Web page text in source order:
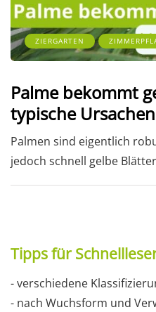
ZIERGARTEN
Palme bekommt
typische Ursachen
Palmen sind eigentlich
jedoch schnell gelbe
Tipps für
- verschiedene
- nach Wuchsform und